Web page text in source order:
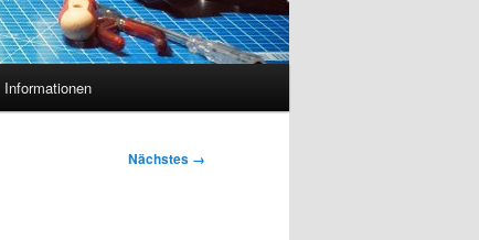
Informationen
Nächstes →